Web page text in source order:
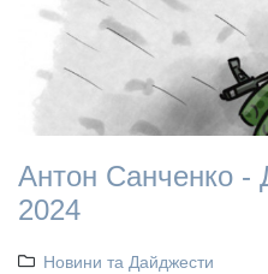
Антон Санченко -
2024
Новини та Дайджести